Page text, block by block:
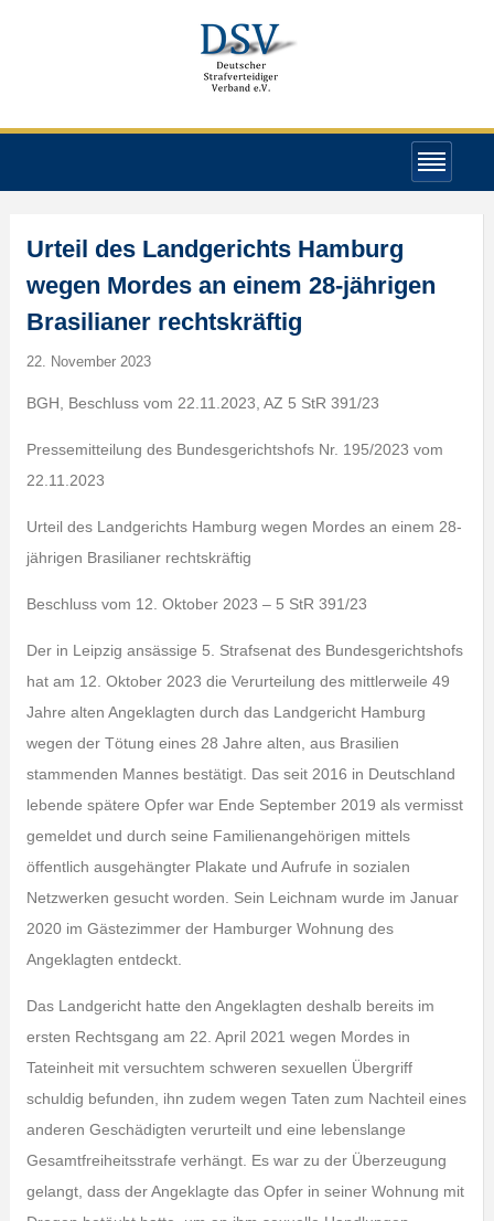
Urteil des Landgerichts Hamburg
wegen Mordes an einem 28-jährigen
Brasilianer rechtskräftig
22. November 2023
BGH, Beschluss vom 22.11.2023, AZ 5 StR 391/23
Pressemitteilung des Bundesgerichtshofs Nr. 195/2023 vom
22.11.2023
Urteil des Landgerichts Hamburg wegen Mordes an einem 28-
jährigen Brasilianer rechtskräftig
Beschluss vom 12. Oktober 2023 – 5 StR 391/23
Der in Leipzig ansässige 5. Strafsenat des Bundesgerichtshofs
hat am 12. Oktober 2023 die Verurteilung des mittlerweile 49
Jahre alten Angeklagten durch das Landgericht Hamburg
wegen der Tötung eines 28 Jahre alten, aus Brasilien
stammenden Mannes bestätigt. Das seit 2016 in Deutschland
lebende spätere Opfer war Ende September 2019 als vermisst
gemeldet und durch seine Familienangehörigen mittels
öffentlich ausgehängter Plakate und Aufrufe in sozialen
Netzwerken gesucht worden. Sein Leichnam wurde im Januar
2020 im Gästezimmer der Hamburger Wohnung des
Angeklagten entdeckt.
Das Landgericht hatte den Angeklagten deshalb bereits im
ersten Rechtsgang am 22. April 2021 wegen Mordes in
Tateinheit mit versuchtem schweren sexuellen Übergriff
schuldig befunden, ihn zudem wegen Taten zum Nachteil eines
anderen Geschädigten verurteilt und eine lebenslange
Gesamtfreiheitsstrafe verhängt. Es war zu der Überzeugung
gelangt, dass der Angeklagte das Opfer in seiner Wohnung mit